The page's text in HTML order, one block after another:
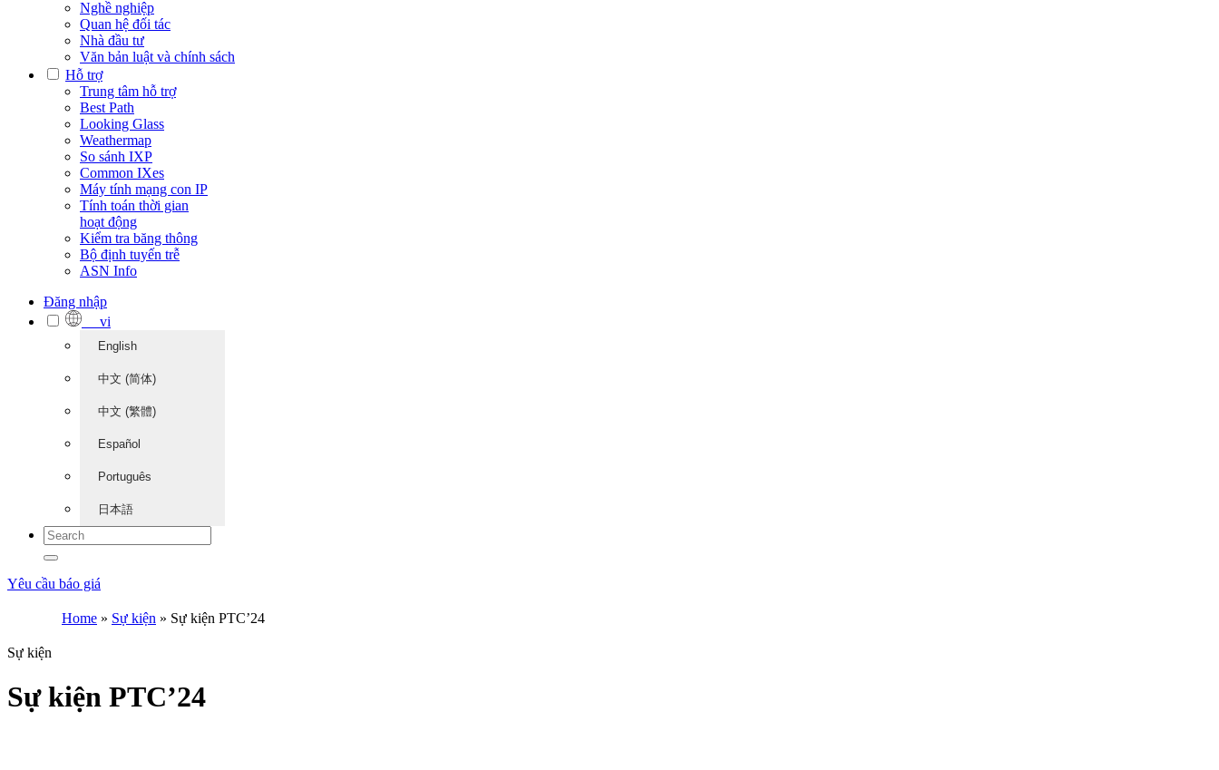
Nghề nghiệp
Quan hệ đối tác
Nhà đầu tư
Văn bản luật và chính sách
Hỗ trợ
Trung tâm hỗ trợ
Best Path
Looking Glass
Weathermap
So sánh IXP
Common IXes
Máy tính mạng con IP
Tính toán thời gian
hoạt động
Kiểm tra băng thông
Bộ định tuyến trễ
ASN Info
Đăng nhập
vi
English
中文 (简体)
中文 (繁體)
Español
Português
日本語
Yêu cầu báo giá
Home » Sự kiện » Sự kiện PTC’24
Sự kiện
Sự kiện PTC’24